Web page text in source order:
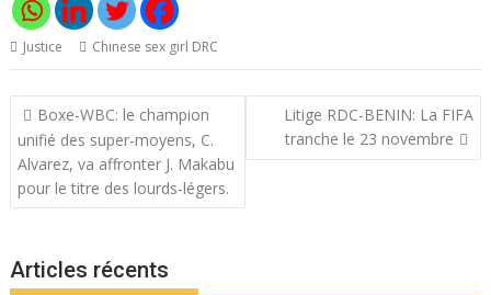
Justice Chinese sex girl DRC
Navigation
de
l’article
Boxe-WBC: le champion
unifié des super-moyens, C.
Alvarez, va affronter J. Makabu
pour le titre des lourds-légers.
Litige RDC-BENIN: La FIFA
tranche le 23 novembre
Articles récents